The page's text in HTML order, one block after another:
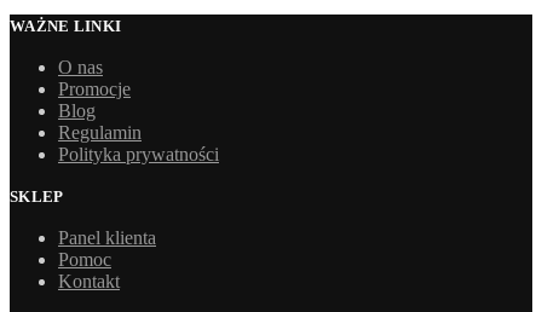
WAŻNE LINKI
O nas
Promocje
Blog
Regulamin
Polityka prywatności
SKLEP
Panel klienta
Pomoc
Kontakt